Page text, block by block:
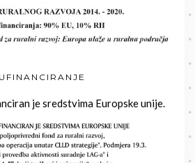
je sredstvima Europske unije.